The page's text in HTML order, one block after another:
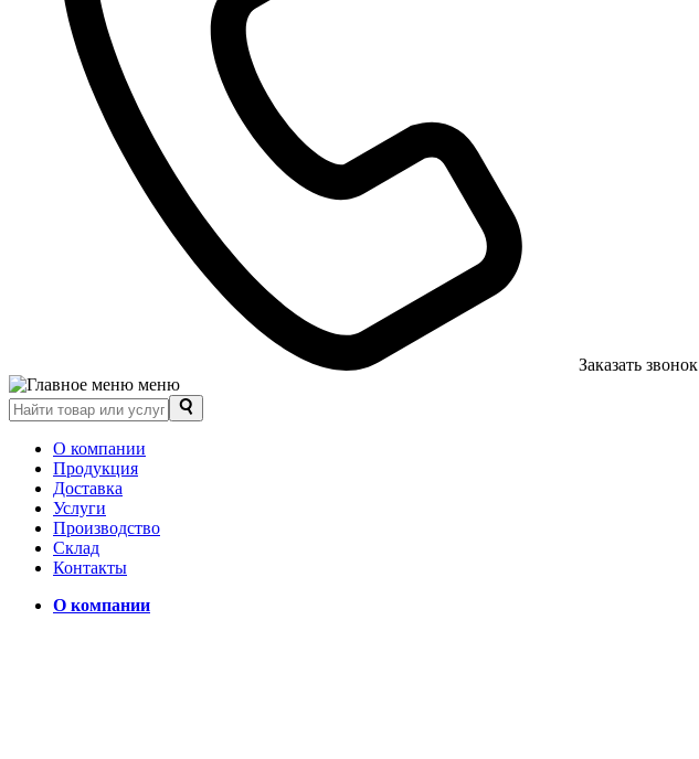
Заказать звонок
меню
О компании
Продукция
Доставка
Услуги
Производство
Склад
Контакты
О компании